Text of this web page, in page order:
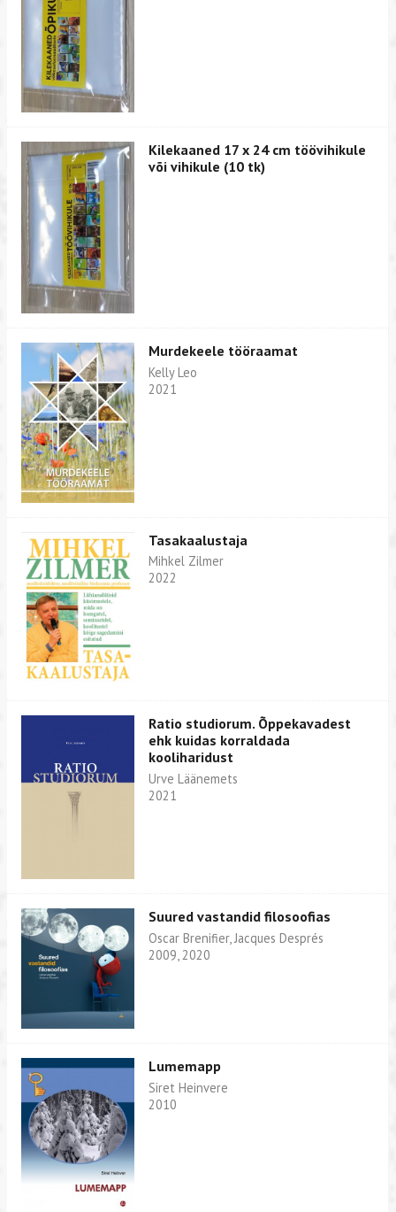
Kilekaaned 17 x 24 cm töövihikule
või vihikule (10 tk)
Murdekeele tööraamat
Kelly Leo
2021
Tasakaalustaja
Mihkel Zilmer
2022
Ratio studiorum. Õppekavadest
ehk kuidas korraldada
kooliharidust
Urve Läänemets
2021
Suured vastandid filosoofias
Oscar Brenifier, Jacques Després
2009, 2020
Lumemapp
Siret Heinvere
2010